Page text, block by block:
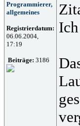
Programmierer,
allgemeines
Registrierdatum:
06.06.2004,
17:19
Beiträge: 3186